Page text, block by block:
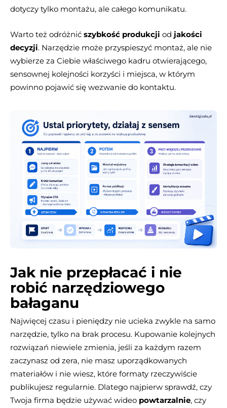
dotyczy tylko montażu, ale całego komunikatu.
Warto też odróżnić szybkość produkcji od jakości
decyzji. Narzędzie może przyspieszyć montaż, ale nie
wybierze za Ciebie właściwego kadru otwierającego,
sensownej kolejności korzyści i miejsca, w którym
powinno pojawić się wezwanie do kontaktu.
Jak nie przepłacać i nie
robić narzędziowego
bałaganu
Najwięcej czasu i pieniędzy nie ucieka zwykle na samo
narzędzie, tylko na brak procesu. Kupowanie kolejnych
rozwiązań niewiele zmienia, jeśli za każdym razem
zaczynasz od zera, nie masz uporządkowanych
materiałów i nie wiesz, które formaty rzeczywiście
publikujesz regularnie. Dlatego najpierw sprawdź, czy
Twoja firma będzie używać wideo powtarzalnie, czy